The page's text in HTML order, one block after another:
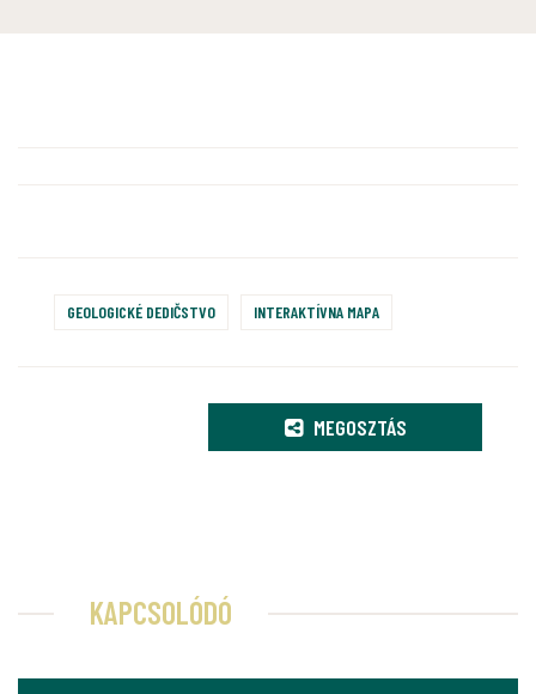
GEOLOGICKÉ DEDIČSTVO INTERAKTÍVNA MAPA
MEGOSZTÁS
KAPCSOLÓDÓ